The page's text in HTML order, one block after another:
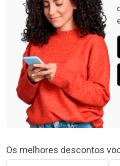
Os melhores descontos